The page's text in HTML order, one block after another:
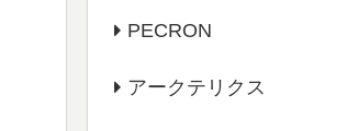
PECRON
アークテリクス